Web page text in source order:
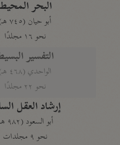
البحر
أبو حيان (٧٤٥ هـ)
نحو ١٦ مجلدًا
التفسير
الواحدي (٤٦٨ هـ)
نحو ٢٢ مجلدًا
إرشاد العقل
أبو السعود (٩٨٢ هـ)
نحو ٩ مجلدات